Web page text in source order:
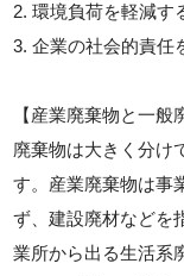
2. 環境負荷を軽減す
3. 企業の社会的責任
【産業廃棄物と一般
廃棄物は大きく分け
す。産業廃棄物は事
ず、建設廃材などを
業所から出る生活系